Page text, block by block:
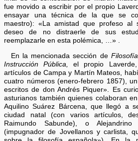
fue movido a escribir por el propio
ensayar una técnica de la que se
maestro): «La amistad que profeso al
deseo de no distraerle de sus
reemplazarle en esta polémica, …» .
En la mencionada sección de
Instrucción Pública,
el propio
artículos de Campa y Martín Mateos,
cuatro números (enero-febrero 1857),
escritos de don Andrés Piquer». Es
asturianos también quienes colaboran
Aquilino Suárez Bárcena, que llegó a
ciudad natal (con varios artículos,
Raimundo Sabunde), o
(impugnador de Jovellanos y carlista,